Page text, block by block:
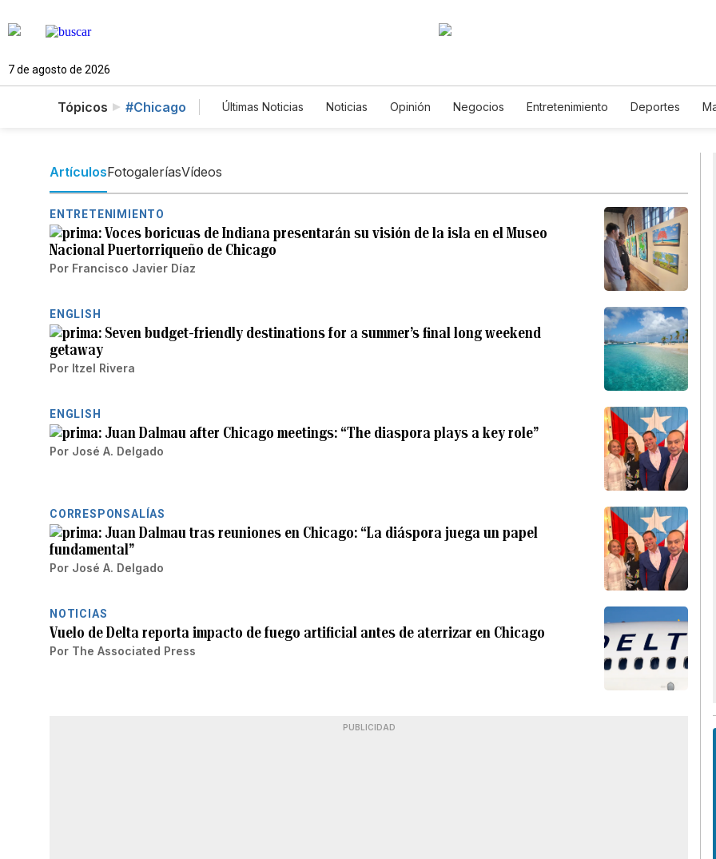
7 de agosto de 2026
Tópicos #Chicago Últimas Noticias Noticias Opinión Negocios Entretenimiento Deportes
ArtículosFotogaleríasVídeos
ENTRETENIMIENTO
Voces boricuas de Indiana presentarán su visión de la isla en el Museo
Nacional Puertorriqueño de Chicago
Por Francisco Javier Díaz
ENGLISH
Seven budget-friendly destinations for a summer’s final long weekend
getaway
Por Itzel Rivera
ENGLISH
Juan Dalmau after Chicago meetings: “The diaspora plays a key role”
Por José A. Delgado
CORRESPONSALÍAS
Juan Dalmau tras reuniones en Chicago: “La diáspora juega un papel
fundamental”
Por José A. Delgado
NOTICIAS
Vuelo de Delta reporta impacto de fuego artificial antes de aterrizar en Chicago
Por The Associated Press
PUBLICIDAD